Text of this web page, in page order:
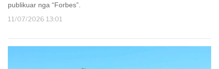
publikuar nga “Forbes”.
11/07/2026 13:01